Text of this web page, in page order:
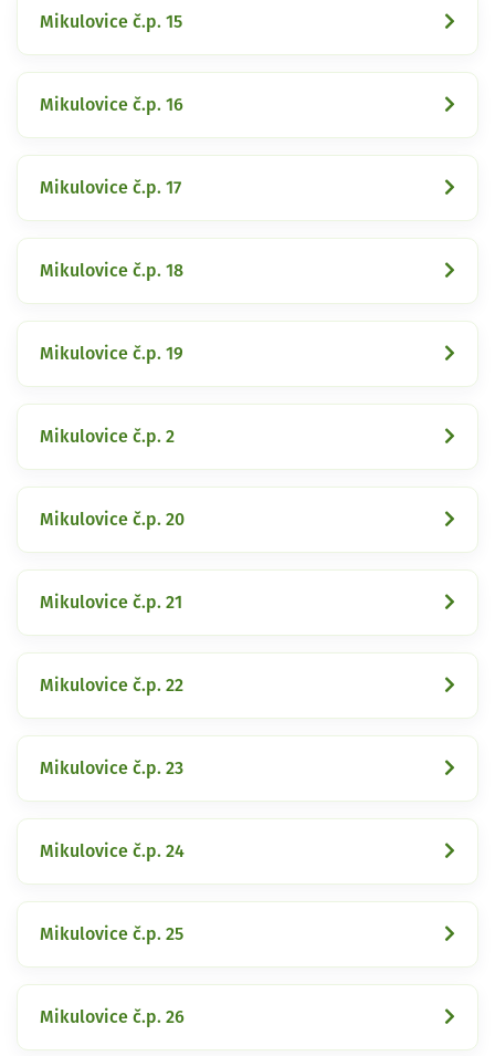
Mikulovice č.p. 15
Mikulovice č.p. 16
Mikulovice č.p. 17
Mikulovice č.p. 18
Mikulovice č.p. 19
Mikulovice č.p. 2
Mikulovice č.p. 20
Mikulovice č.p. 21
Mikulovice č.p. 22
Mikulovice č.p. 23
Mikulovice č.p. 24
Mikulovice č.p. 25
Mikulovice č.p. 26